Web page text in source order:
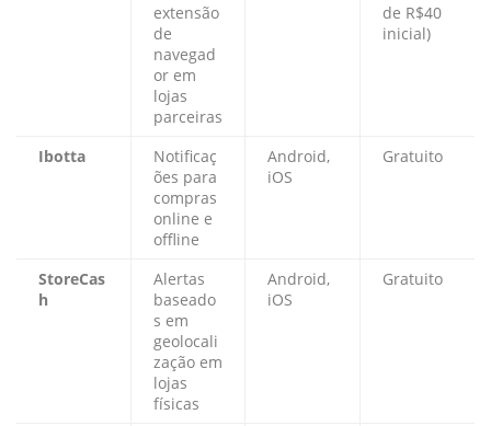
extensão
de
navegad
or em
lojas
parceiras
de R$40
inicial)
Ibotta
Notificaç
ões para
compras
online e
offline
Android,
iOS
Gratuito
StoreCas
h
Alertas
baseado
s em
geolocali
zação em
lojas
físicas
Android,
iOS
Gratuito